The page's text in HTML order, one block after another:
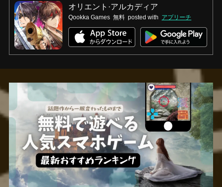
オリエント·アルカディア
Qookka Games 無料 posted with アプリーチ